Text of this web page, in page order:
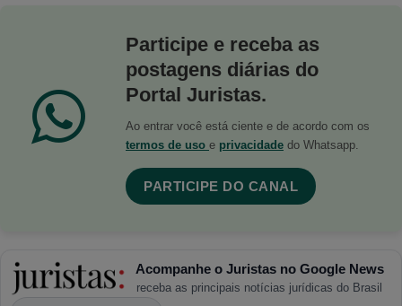
Participe e receba as
postagens diárias do
Portal Juristas.
Ao entrar você está ciente e de acordo com os
termos de uso e privacidade do Whatsapp.
PARTICIPE DO CANAL
Acompanhe o Juristas no Google News
receba as principais notícias jurídicas do Brasil